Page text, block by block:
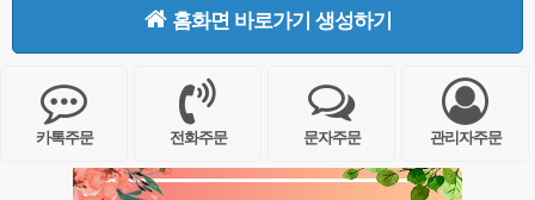
홈화면 바로가기 생성하기
카톡주문 전화주문 문자주문 관리자주문